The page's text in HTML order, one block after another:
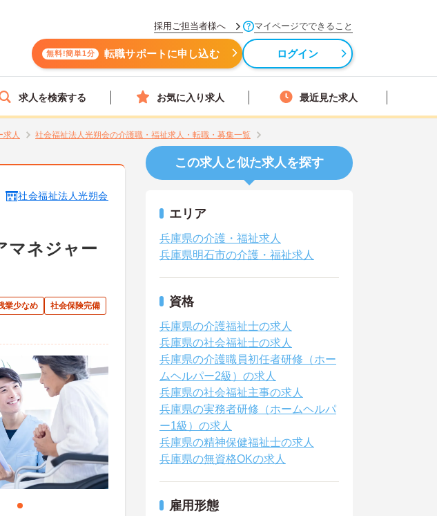
採用ご担当者様へ マイページでできること
無料!簡単1分 転職サポートに申し込む ログイン
求人を検索する お気に入り求人 最近見た求人
求人
社会福祉法人光朔会の介護職・福祉求人・転職・募集一覧
社会福祉法人光朔会
マネジャー
業少なめ
社会保険完備
この求人と似た求人を探す
エリア
兵庫県の介護・福祉求人
兵庫県明石市の介護・福祉求人
資格
兵庫県の介護福祉士の求人
兵庫県の社会福祉士の求人
兵庫県の介護職員初任者研修（ホー
ムヘルパー2級）の求人
兵庫県の社会福祉主事の求人
兵庫県の実務者研修（ホームヘルパ
ー1級）の求人
兵庫県の精神保健福祉士の求人
兵庫県の無資格OKの求人
雇用形態